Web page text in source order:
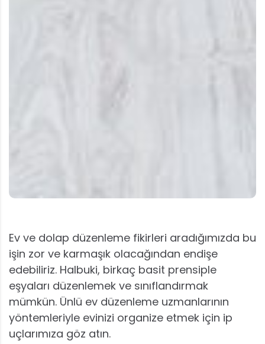
Ev ve dolap düzenleme fikirleri aradığımızda bu
işin zor ve karmaşık olacağından endişe
edebiliriz. Halbuki, birkaç basit prensiple
eşyaları düzenlemek ve sınıflandırmak
mümkün. Ünlü ev düzenleme uzmanlarının
yöntemleriyle evinizi organize etmek için ip
uçlarımıza göz atın.